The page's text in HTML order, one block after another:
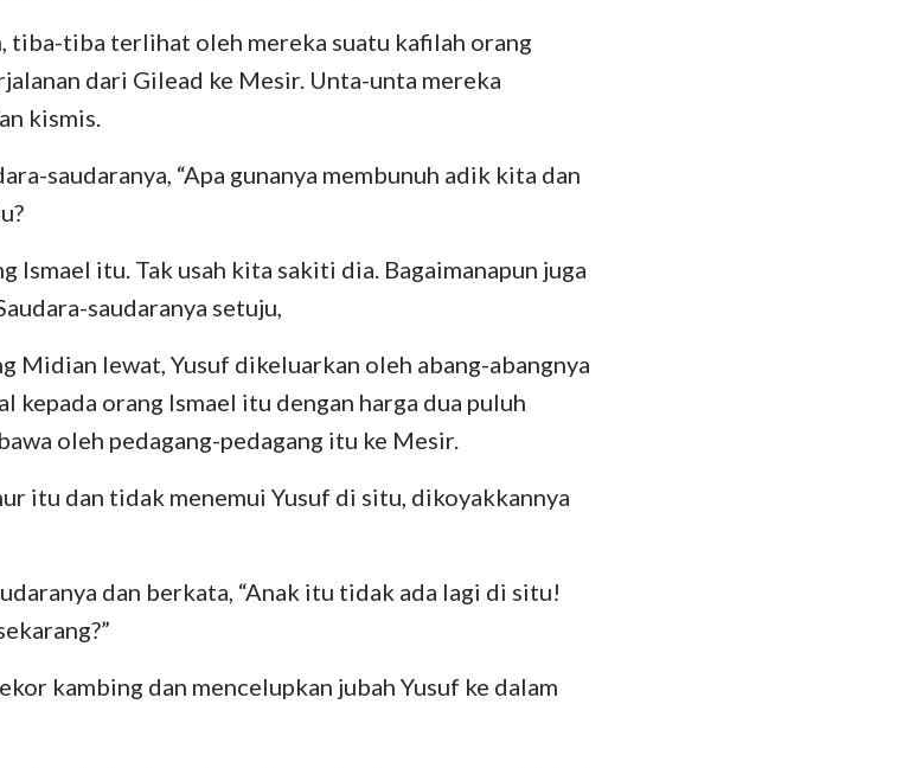
tiba-tiba terlihat oleh mereka suatu kafilah orang
dari Gilead ke Mesir. Unta-unta mereka
kismis.
saudaranya, “Apa gunanya membunuh adik kita dan
Ismael itu. Tak usah kita sakiti dia. Bagaimanapun juga
saudaranya setuju,
Midian lewat, Yusuf dikeluarkan oleh abang-abangnya
kepada orang Ismael itu dengan harga dua puluh
oleh pedagang-pedagang itu ke Mesir.
itu dan tidak menemui Yusuf di situ, dikoyakkannya
dan berkata, “Anak itu tidak ada lagi di situ!
kambing dan mencelupkan jubah Yusuf ke dalam